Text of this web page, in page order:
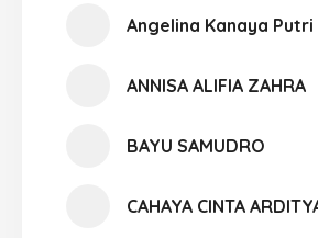
Angelina Kanaya
ANNISA ALIFIA ZAHRA
BAYU SAMUDRO
CAHAYA CINTA